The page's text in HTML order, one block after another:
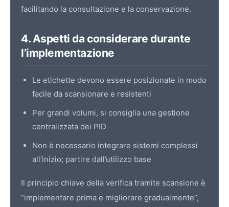
facilitando la consultazione e la conservazione.
4. Aspetti da considerare durante
l’implementazione
Le etichette devono essere posizionate in modo
facile da scansionare e resistenti
Per grandi volumi, si consiglia una gestione
centralizzata dei PID
Non è necessario integrare sistemi complessi
all’inizio; partire dall’utilizzo base
Il principio chiave della verifica tramite scansione è
“implementare prima e migliorare gradualmente”,